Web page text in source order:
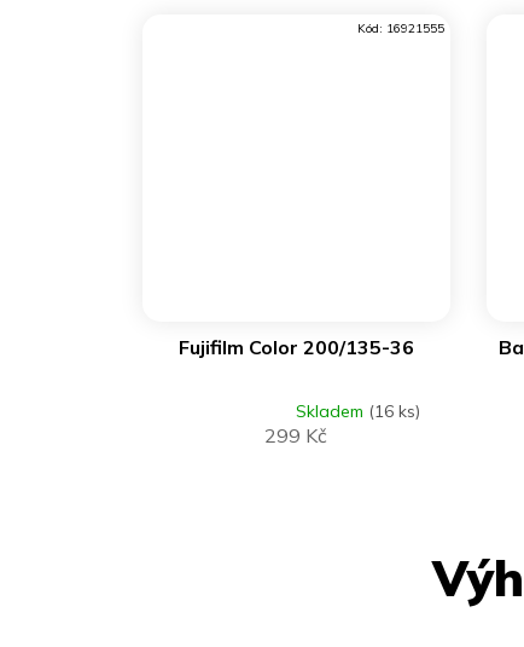
Fujifilm Color 200/135-36
Skladem (16 ks)
299 Kč
Kód: 16921555